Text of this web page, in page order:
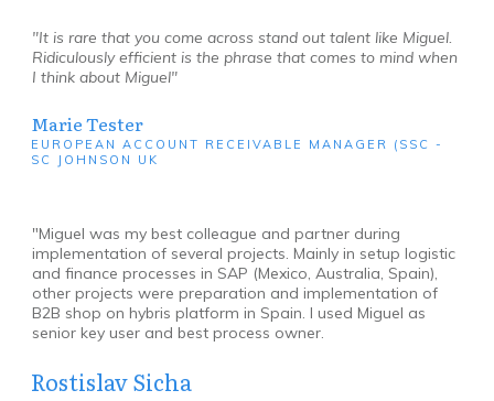
"It is rare that you come across stand out talent like Miguel.
Ridiculously efficient is the phrase that comes to mind when
I think about Miguel"
Marie Tester
EUROPEAN ACCOUNT RECEIVABLE MANAGER (SSC -
SC JOHNSON UK
"Miguel was my best colleague and partner during
implementation of several projects. Mainly in setup logistic
and finance processes in SAP (Mexico, Australia, Spain),
other projects were preparation and implementation of
B2B shop on hybris platform in Spain. I used Miguel as
senior key user and best process owner.
Rostislav Sicha